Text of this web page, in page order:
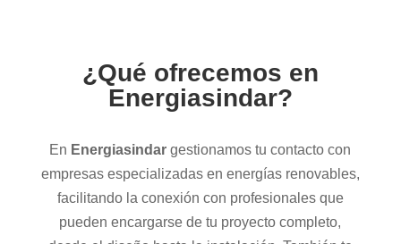
¿Qué ofrecemos en
Energiasindar?
En Energiasindar gestionamos tu contacto con
empresas especializadas en energías renovables,
facilitando la conexión con profesionales que
pueden encargarse de tu proyecto completo,